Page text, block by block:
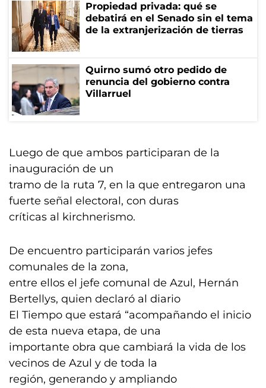
Propiedad privada: qué se
debatirá en el Senado sin el tema
de la extranjerización de tierras
Quirno sumó otro pedido de
renuncia del gobierno contra
Villarruel
Luego de que ambos participaran de la
inauguración de un
tramo de la ruta 7, en la que entregaron una
fuerte señal electoral, con duras
críticas al kirchnerismo.
De encuentro participarán varios jefes
comunales de la zona,
entre ellos el jefe comunal de Azul, Hernán
Bertellys, quien declaró al diario
El Tiempo que estará “acompañando el inicio
de esta nueva etapa, de una
importante obra que cambiará la vida de los
vecinos de Azul y de toda la
región, generando y ampliando